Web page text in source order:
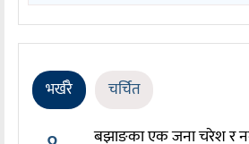
भर्खरै चर्चित
बझाङका एक जना चरेश र